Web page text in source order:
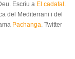
Escriu a El cadafal .
del Mediterrani i del
Pachanga. Twitter